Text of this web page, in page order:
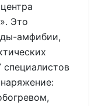
Это
амфибии,